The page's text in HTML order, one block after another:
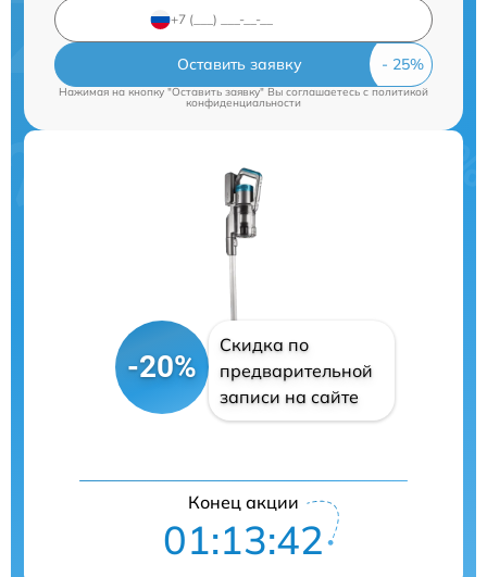
Оставить заявку
Нажимая на кнопку "Оставить заявку" Вы соглашаетесь cполитикой
конфиденциальности
-20%
Скидка по
предварительной
записи на сайте
Конец акции
01:13:42